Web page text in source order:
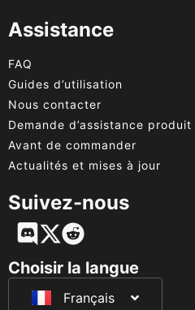
Assistance
FAQ
Guides d’utilisation
Nous contacter
Demande d’assistance produit
Avant de commander
Actualités et mises à jour
Suivez-nous
Choisir la langue
Français
English
Deutsch
日本語